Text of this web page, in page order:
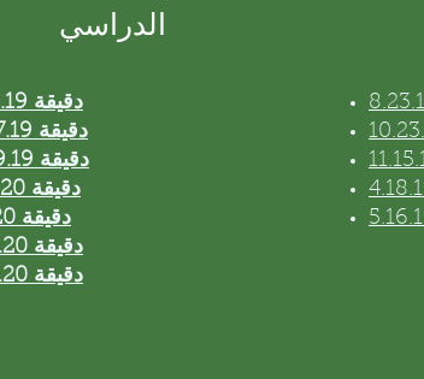
الدراسي
9.26.19 دقيقة
10.17.19 دقيقة
12.19.19 دقيقة
1.23.20 دقيقة
3.5.20 دقيقة
4.23.20 دقيقة
6.18.20 دقيقة